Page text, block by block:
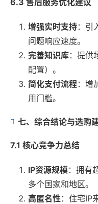
增强实时支持：引
问题响应速度。
完善知识库：提供
配置）。
简化支付流程：增
用门槛。
七、综合结论与选购
7.1 核心竞争力总结
IP资源规模：拥有
多个国家和地区。
高匿名性 ：住宅IP